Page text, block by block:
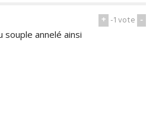
+ -1vote -
annelé ainsi